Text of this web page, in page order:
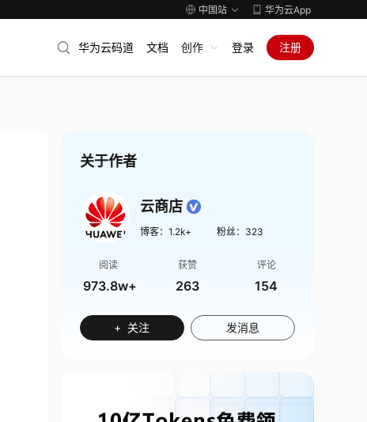
中国站 华为云App
华为云码道 文档 创作 登录 注册
关于作者
云商店
博客： 1.2k+ 粉丝： 323
阅读
973.8w+
获赞
263
评论
154
+ 关注 发消息